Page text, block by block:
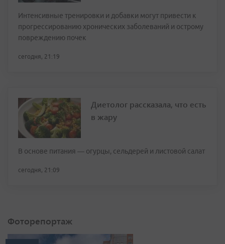
Интенсивные тренировки и добавки могут привести к
прогрессированию хронических заболеваний и острому
повреждению почек
сегодня, 21:19
Диетолог рассказала, что есть
в жару
В основе питания — огурцы, сельдерей и листовой салат
сегодня, 21:09
Фоторепортаж